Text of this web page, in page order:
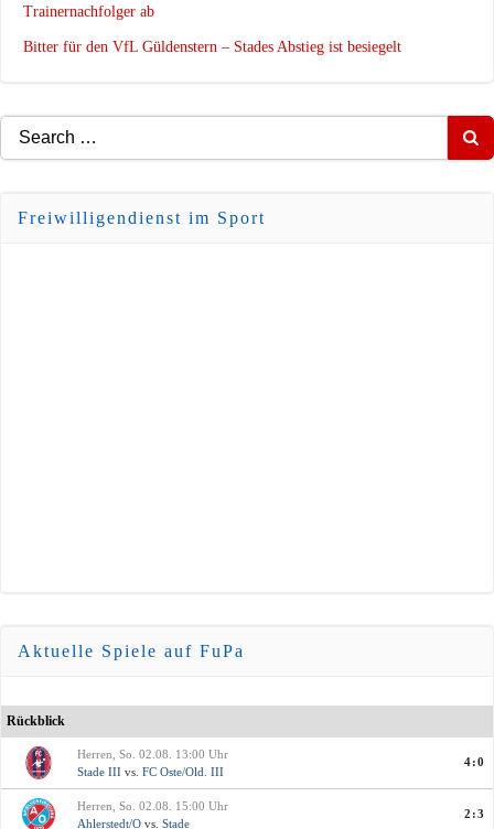
Trainernachfolger ab
Bitter für den VfL Güldenstern – Stades Abstieg ist besiegelt
Search
for:
Freiwilligendienst im Sport
Aktuelle Spiele auf FuPa
Rückblick
Herren, So. 02.08. 13:00 Uhr
Stade III vs. FC Oste/Old. III
4:0
Herren, So. 02.08. 15:00 Uhr
Ahlerstedt/O vs. Stade
2:3